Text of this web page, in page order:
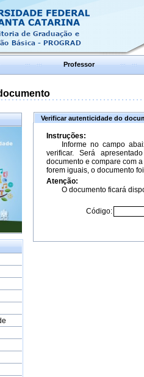
Professor
Verificar autenticidade do
Instruções:
Informe no campo
verificar. Será
documento e compare com
forem iguais, o documento
Atenção:
O documento ficará
Código: